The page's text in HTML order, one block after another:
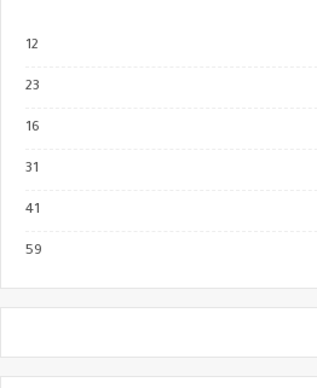
12
23
16
31
41
59